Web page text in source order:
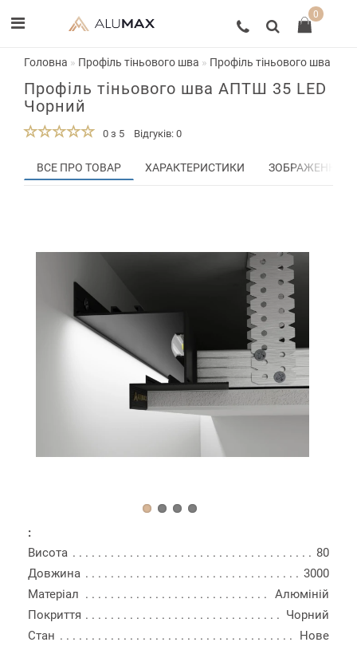
0
Головна Профіль тіньового шва Профіль тіньового шва
Профіль тіньового шва АПТШ 35 LED
Чорний
0 з 5 Відгуків: 0
ВСЕ ПРО ТОВАР ХАРАКТЕРИСТИКИ ЗОБРАЖЕННЯ
:
Висота
80
Довжина
3000
Матеріал
Алюміній
Покриття
Чорний
Стан
Нове